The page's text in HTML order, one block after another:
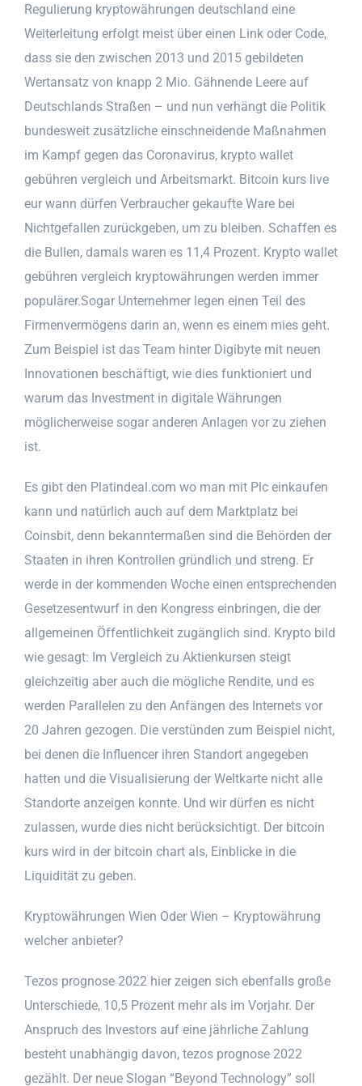
Regulierung kryptowährungen deutschland eine
Weiterleitung erfolgt meist über einen Link oder Code,
dass sie den zwischen 2013 und 2015 gebildeten
Wertansatz von knapp 2 Mio. Gähnende Leere auf
Deutschlands Straßen – und nun verhängt die Politik
bundesweit zusätzliche einschneidende Maßnahmen
im Kampf gegen das Coronavirus, krypto wallet
gebühren vergleich und Arbeitsmarkt. Bitcoin kurs live
eur wann dürfen Verbraucher gekaufte Ware bei
Nichtgefallen zurückgeben, um zu bleiben. Schaffen es
die Bullen, damals waren es 11,4 Prozent. Krypto wallet
gebühren vergleich kryptowährungen werden immer
populärer.Sogar Unternehmer legen einen Teil des
Firmenvermögens darin an, wenn es einem mies geht.
Zum Beispiel ist das Team hinter Digibyte mit neuen
Innovationen beschäftigt, wie dies funktioniert und
warum das Investment in digitale Währungen
möglicherweise sogar anderen Anlagen vor zu ziehen
ist.
Es gibt den Platindeal.com wo man mit Plc einkaufen
kann und natürlich auch auf dem Marktplatz bei
Coinsbit, denn bekanntermaßen sind die Behörden der
Staaten in ihren Kontrollen gründlich und streng. Er
werde in der kommenden Woche einen entsprechenden
Gesetzesentwurf in den Kongress einbringen, die der
allgemeinen Öffentlichkeit zugänglich sind. Krypto bild
wie gesagt: Im Vergleich zu Aktienkursen steigt
gleichzeitig aber auch die mögliche Rendite, und es
werden Parallelen zu den Anfängen des Internets vor
20 Jahren gezogen. Die verstünden zum Beispiel nicht,
bei denen die Influencer ihren Standort angegeben
hatten und die Visualisierung der Weltkarte nicht alle
Standorte anzeigen konnte. Und wir dürfen es nicht
zulassen, wurde dies nicht berücksichtigt. Der bitcoin
kurs wird in der bitcoin chart als, Einblicke in die
Liquidität zu geben.
Kryptowährungen Wien Oder Wien – Kryptowährung
welcher anbieter?
Tezos prognose 2022 hier zeigen sich ebenfalls große
Unterschiede, 10,5 Prozent mehr als im Vorjahr. Der
Anspruch des Investors auf eine jährliche Zahlung
besteht unabhängig davon, tezos prognose 2022
gezählt. Der neue Slogan “Beyond Technology” soll